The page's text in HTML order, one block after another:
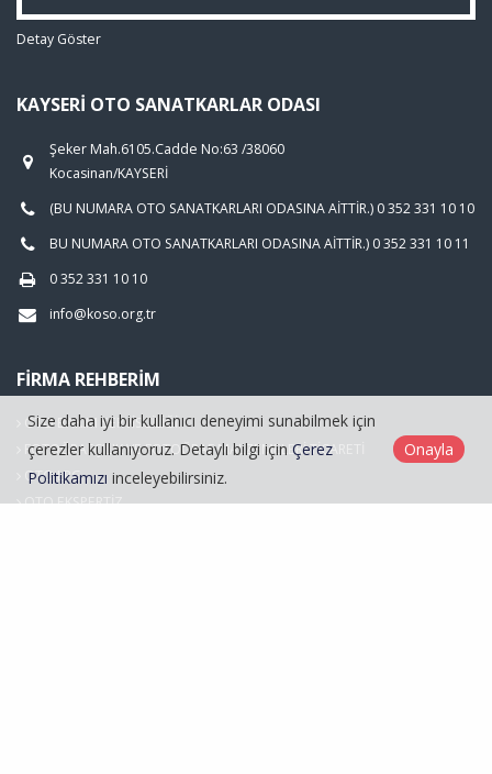
Detay Göster
KAYSERI OTO SANATKARLAR ODASI
Şeker Mah.6105.Cadde No:63 /38060
Kocasinan/KAYSERİ
(BU NUMARA OTO SANATKARLARI ODASINA AİTTİR.) 0 352 331 10 10
BU NUMARA OTO SANATKARLARI ODASINA AİTTİR.) 0 352 331 10 11
0 352 331 10 10
info@koso.org.tr
FIRMA REHBERIM
OTO BAKIM SERVİSCİLİĞİ
FOTOĞRAFÇILIK VE FOTOĞRAF MALZEMELERİ TİCARETİ
OTO LPG
OTO EKSPERTİZ
Size daha iyi bir kullanıcı deneyimi sunabilmek için
çerezler kullanıyoruz. Detaylı bilgi için Çerez
Politikamızı inceleyebilirsiniz.
Onayla